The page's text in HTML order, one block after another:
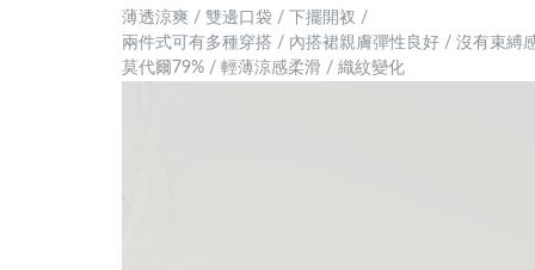
薄透涼爽 / 雙邊口袋 / 下擺開衩 /
兩件式可有多種穿搭 / 內搭裙親膚彈性良好 / 沒有束縛
莫代爾79% / 輕薄涼感柔滑 / 織紋變化